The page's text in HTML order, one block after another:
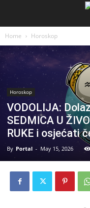
Home Horoskop
Horoskop
VODOLIJA:
SEDMICA U
RUKE i osjećati
By Portal - May 15, 2026